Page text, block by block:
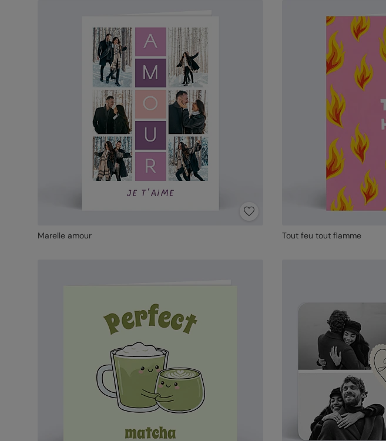
Marelle amour Tout feu tout flamme